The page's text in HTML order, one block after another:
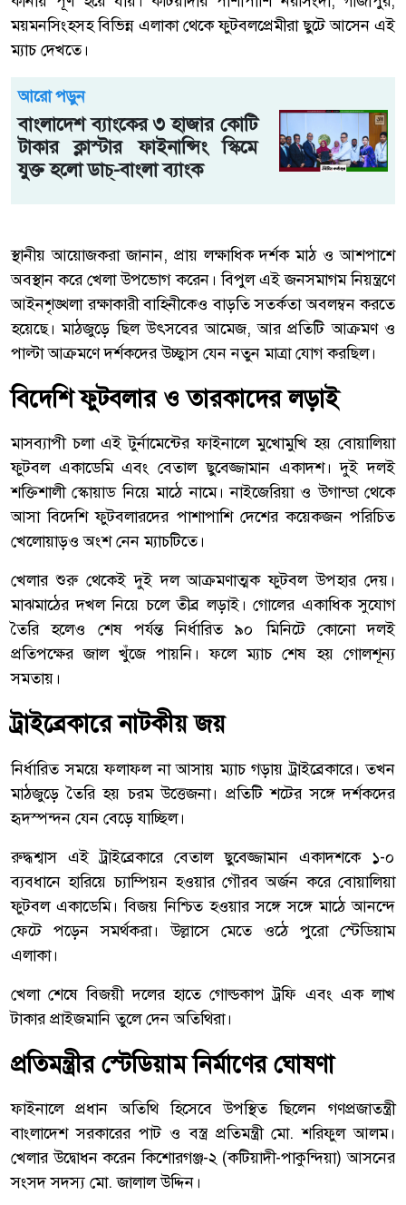
ময়মনসিংহসহ বিভিন্ন এলাকা থেকে ফুটবলপ্রেমীরা ছুটে আসেন এই
ম্যাচ দেখতে।
আরো পড়ুন
বাংলাদেশ ব্যাংকের ৩ হাজার কোটি
টাকার ক্লাস্টার ফাইনান্সিং স্কিমে
যুক্ত হলো ডাচ্-বাংলা ব্যাংক
স্থানীয় আয়োজকরা জানান, প্রায় লক্ষাধিক দর্শক মাঠ ও আশপাশে
অবস্থান করে খেলা উপভোগ করেন। বিপুল এই জনসমাগম নিয়ন্ত্রণে
আইনশৃঙ্খলা রক্ষাকারী বাহিনীকেও বাড়তি সতর্কতা অবলম্বন করতে
হয়েছে। মাঠজুড়ে ছিল উৎসবের আমেজ, আর প্রতিটি আক্রমণ ও
পাল্টা আক্রমণে দর্শকদের উচ্ছ্বাস যেন নতুন মাত্রা যোগ করছিল।
বিদেশি ফুটবলার ও তারকাদের লড়াই
মাসব্যাপী চলা এই টুর্নামেন্টের ফাইনালে মুখোমুখি হয় বোয়ালিয়া
ফুটবল একাডেমি এবং বেতাল ছুবেজ্জামান একাদশ। দুই দলই
শক্তিশালী স্কোয়াড নিয়ে মাঠে নামে। নাইজেরিয়া ও উগান্ডা থেকে
আসা বিদেশি ফুটবলারদের পাশাপাশি দেশের কয়েকজন পরিচিত
খেলোয়াড়ও অংশ নেন ম্যাচটিতে।
খেলার শুরু থেকেই দুই দল আক্রমণাত্মক ফুটবল উপহার দেয়।
মাঝমাঠের দখল নিয়ে চলে তীব্র লড়াই। গোলের একাধিক সুযোগ
তৈরি হলেও শেষ পর্যন্ত নির্ধারিত ৯০ মিনিটে কোনো দলই
প্রতিপক্ষের জাল খুঁজে পায়নি। ফলে ম্যাচ শেষ হয় গোলশূন্য
সমতায়।
ট্রাইব্রেকারে নাটকীয় জয়
নির্ধারিত সময়ে ফলাফল না আসায় ম্যাচ গড়ায় ট্রাইব্রেকারে। তখন
মাঠজুড়ে তৈরি হয় চরম উত্তেজনা। প্রতিটি শটের সঙ্গে দর্শকদের
হৃদস্পন্দন যেন বেড়ে যাচ্ছিল।
রুদ্ধশ্বাস এই ট্রাইব্রেকারে বেতাল ছুবেজ্জামান একাদশকে ১-০
ব্যবধানে হারিয়ে চ্যাম্পিয়ন হওয়ার গৌরব অর্জন করে বোয়ালিয়া
ফুটবল একাডেমি। বিজয় নিশ্চিত হওয়ার সঙ্গে সঙ্গে মাঠে আনন্দে
ফেটে পড়েন সমর্থকরা। উল্লাসে মেতে ওঠে পুরো স্টেডিয়াম
এলাকা।
খেলা শেষে বিজয়ী দলের হাতে গোল্ডকাপ ট্রফি এবং এক লাখ
টাকার প্রাইজমানি তুলে দেন অতিথিরা।
প্রতিমন্ত্রীর স্টেডিয়াম নির্মাণের ঘোষণা
ফাইনালে প্রধান অতিথি হিসেবে উপস্থিত ছিলেন গণপ্রজাতন্ত্রী
বাংলাদেশ সরকারের পাট ও বস্ত্র প্রতিমন্ত্রী মো. শরিফুল আলম।
খেলার উদ্বোধন করেন কিশোরগঞ্জ-২ (কটিয়াদী-পাকুন্দিয়া) আসনের
সংসদ সদস্য মো. জালাল উদ্দিন।